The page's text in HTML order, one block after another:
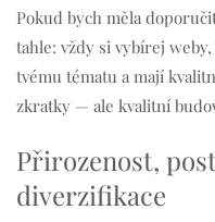
Pokud bych měla
tahle: vždy si vybírej
tvému tématu a mají
zkratky — ale kvalitní
Přirozenost,
diverzifikace